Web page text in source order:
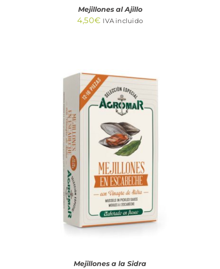
Mejillones al Ajillo
4,50€ IVA incluido
AÑADIR AL CARRITO
DETALLES
Mejillones a la Sidra